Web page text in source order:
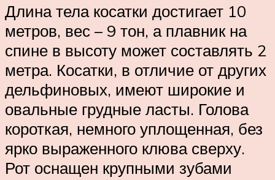
Длина тела косатки достигает 10
метров, вес – 9 тон, а плавник на
спине в высоту может составлять 2
метра. Косатки, в отличие от других
дельфиновых, имеют широкие и
овальные грудные ласты. Голова
короткая, немного уплощенная, без
ярко выраженного клюва сверху.
Рот оснащен крупными зубами